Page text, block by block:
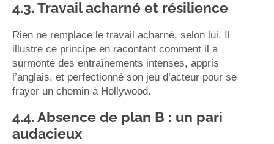
4.3. Travail acharné et résilience
Rien ne remplace le travail acharné, selon lui. Il
illustre ce principe en racontant comment il a
surmonté des entraînements intenses, appris
l’anglais, et perfectionné son jeu d’acteur pour se
frayer un chemin à Hollywood.
4.4. Absence de plan B : un pari
audacieux